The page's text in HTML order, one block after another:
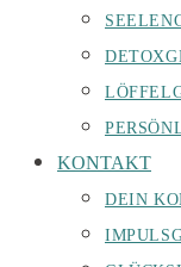
KONTAKT
DEIN